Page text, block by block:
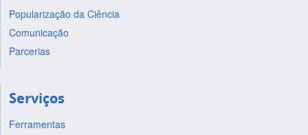
Popularização da Ciência
Comunicação
Parcerias
Serviços
Ferramentas